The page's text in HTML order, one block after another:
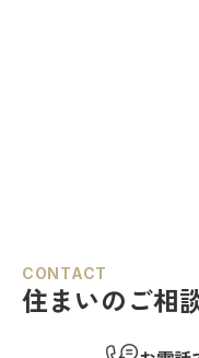
CONTACT
住まいのご相